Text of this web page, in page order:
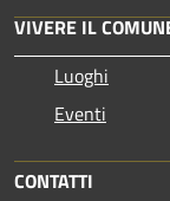
VIVERE IL
Luoghi
Eventi
CONTATTI